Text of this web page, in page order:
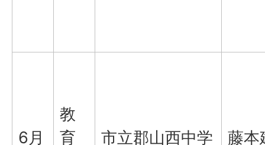
6月
教
育
市立郡山西中学
藤本